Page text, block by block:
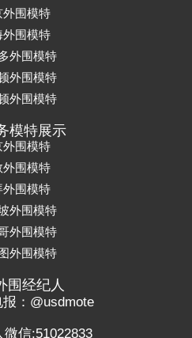
外围模特
外围模特
外围模特
外围模特
外围模特
模特展示
外围模特
外围模特
外围模特
外围模特
外围模特
外围模特
围经纪人
：@usdmote
信:51022833